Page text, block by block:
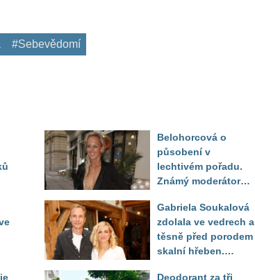
#Sebevědomí
Belohorcová o
působení v
lechtivém pořadu.
Známý moderátor
sledoval pod dekou
Gabriela Soukalová
zdolala ve vedrech a
těsně před porodem
skalní hřeben.
Deodorant za tři